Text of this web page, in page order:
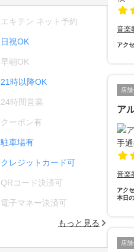
音楽
アク
店舗
ア
音楽
アク
本日
店舗
エキテン ネット予約
日祝OK
早朝OK
21時以降OK
24時間営業
クーポン有
駐車場有
クレジットカード可
QRコード決済可
電子マネー決済可
もっと見る